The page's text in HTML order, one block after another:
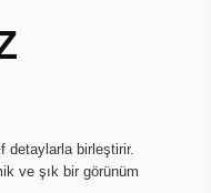
detaylarla birleştirir.
ve şık bir görünüm